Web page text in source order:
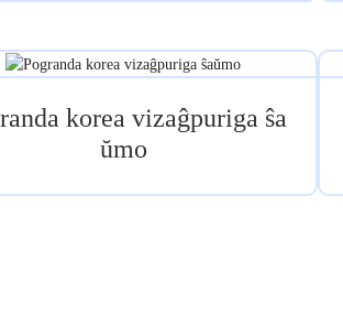
korea vizaĝpuriga ŝa
ŭmo